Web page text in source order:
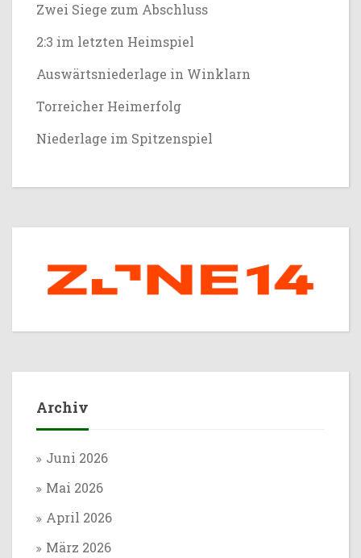
Zwei Siege zum Abschluss
2:3 im letzten Heimspiel
Auswärtsniederlage in Winklarn
Torreicher Heimerfolg
Niederlage im Spitzenspiel
Archiv
Juni 2026
Mai 2026
April 2026
März 2026